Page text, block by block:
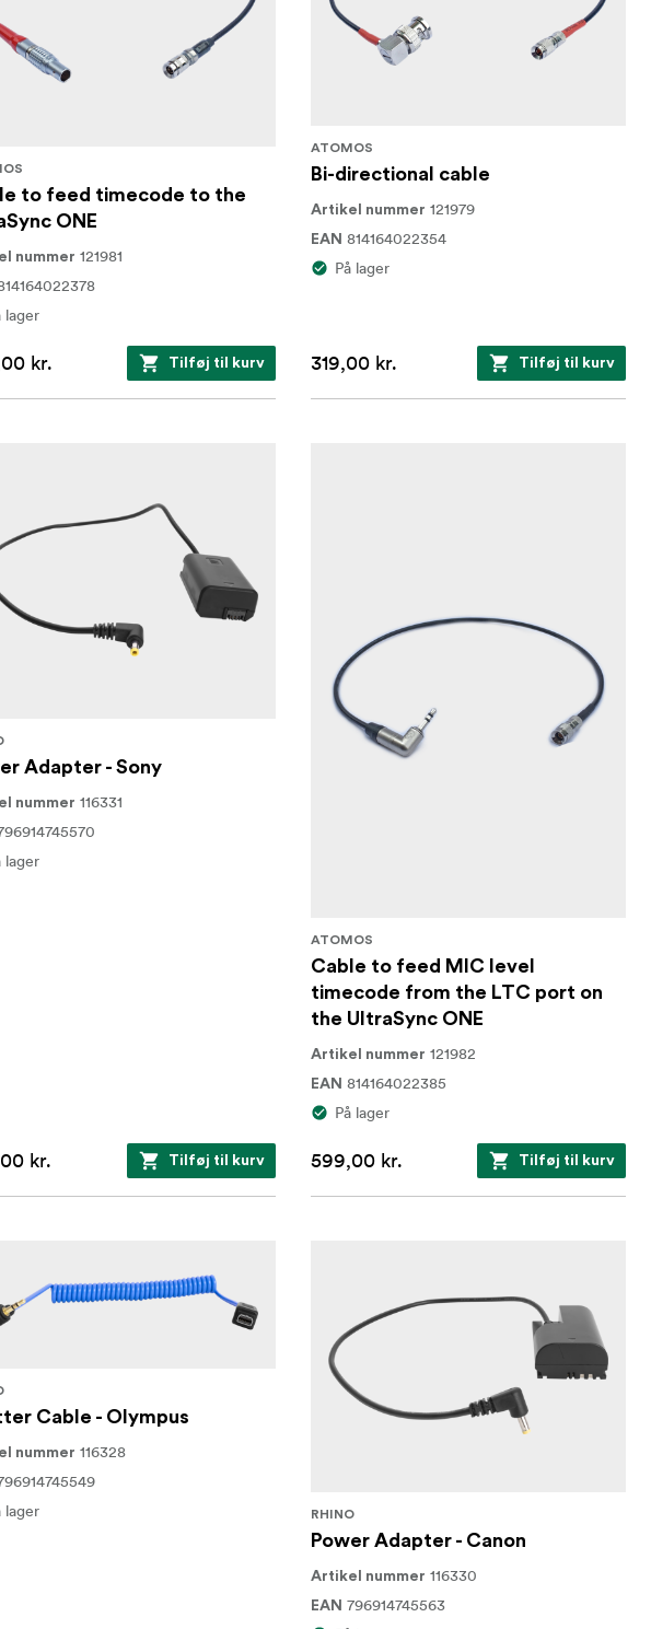
to feed timecode to the
ONE
nummer 121981
lager
kr. Tilføj til kurv
ATOMOS
Bi-directional cable
Artikel nummer 121979
EAN 814164022354
På lager
319,00 kr. Tilføj til kurv
Adapter - Sony
nummer 116331
lager
kr. Tilføj til kurv
ATOMOS
Cable to feed MIC level
timecode from the LTC port on
the UltraSync ONE
Artikel nummer 121982
EAN 814164022385
På lager
599,00 kr. Tilføj til kurv
Cable - Olympus
nummer 116328
lager
RHINO
Power Adapter - Canon
Artikel nummer 116330
EAN 796914745563